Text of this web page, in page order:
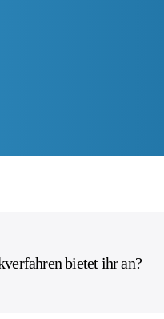
bietet ihr an?